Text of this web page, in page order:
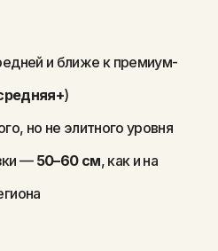
и ближе к премиум-
)
но не элитного уровня
— 50–60 см, как и на